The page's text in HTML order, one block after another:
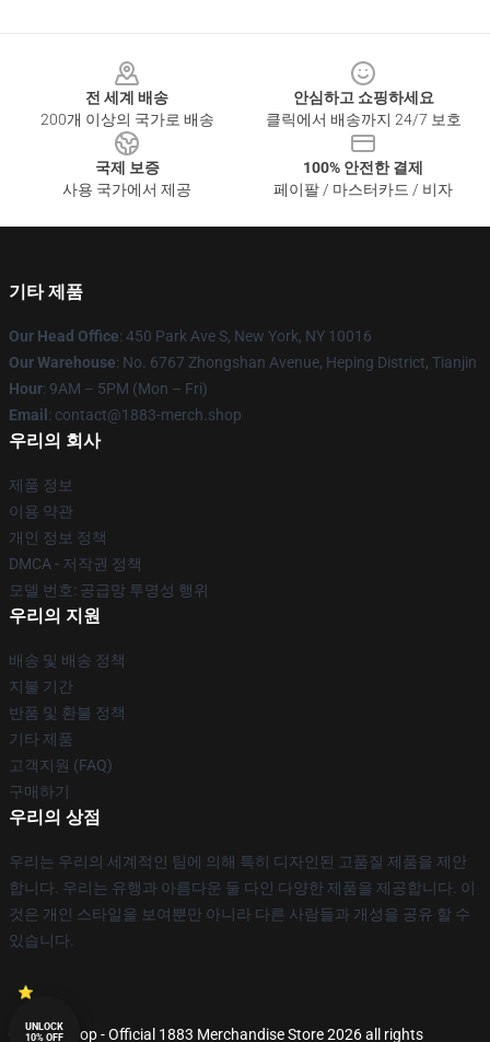
전 세계 배송
200개 이상의 국가로 배송
안심하고 쇼핑하세요
클릭에서 배송까지 24/7 보호
국제 보증
사용 국가에서 제공
100% 안전한 결제
페이팔 / 마스터카드 / 비자
기타 제품
Our Head Office: 450 Park Ave S, New York, NY 10016
Our Warehouse: No. 6767 Zhongshan Avenue, Heping District, Tianjin
Hour: 9AM – 5PM (Mon – Fri)
Email : contact@1883-merch.shop
우리의 회사
제품 정보
이용 약관
개인 정보 정책
DMCA - 저작권 정책
모델 번호: 공급망 투명성 행위
우리의 지원
배송 및 배송 정책
지불 기간
반품 및 환불 정책
기타 제품
고객지원 (FAQ)
구매하기
우리의 상점
우리는 우리의 세계적인 팀에 의해 특히 디자인된 고품질 제품을 제안
합니다. 우리는 유행과 아름다운 둘 다인 다양한 제품을 제공합니다. 이
것은 개인 스타일을 보여뿐만 아니라 다른 사람들과 개성을 공유 할 수
있습니다.
© 1883 Shop - Official 1883 Merchandise Store 2026 all rights
UNLOCK
10% OFF